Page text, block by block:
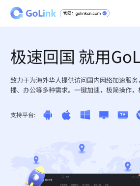
极速回国 就用
致力于为海外华人提供访问国内网络加速服
播、办公等多种需求。一键加速，极简操作，
支持平台: